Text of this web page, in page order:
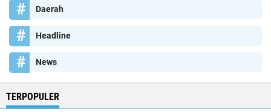
Daerah
Headline
News
TERPOPULER